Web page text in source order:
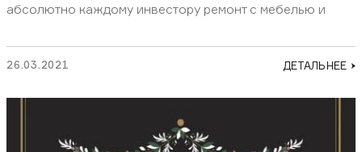
абсолютно каждому инвестору ремонт с мебелью и
26.03.2021 ДЕТАЛЬНЕЕ